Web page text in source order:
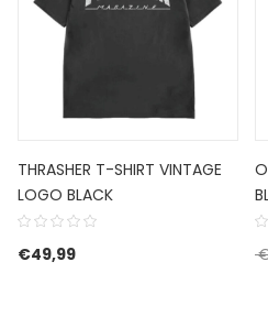
THRASHER T-SHIRT VINTAGE
LOGO BLACK
€49,99